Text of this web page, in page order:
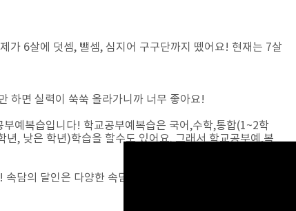
가 6살에 덧셈, 뺄셈, 심지어 구구단까지 뗐어요! 현재는 7살
하면 실력이 쑥쑥 올라가니까 너무 좋아요!
예복습입니다! 학교공부예복습은 국어,수학,통합(1~2학
, 낮은 학년)학습을 할수도 있어요. 그래서 학교공부예,복
담의 달인은 다양한 속담을 공부할 수 있는 프로그램인데,